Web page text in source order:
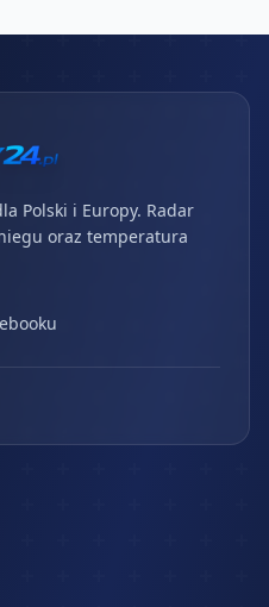
Polski i Europy. Radar
oraz temperatura